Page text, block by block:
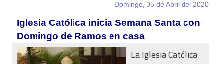
Domingo, 05 de Abril del 2020
Iglesia Católica inicia Semana Santa con
Domingo de Ramos en casa
La Iglesia Católica